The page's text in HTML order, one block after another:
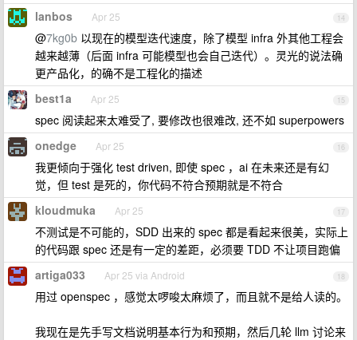
14
lanbos Apr 25
@7kg0b 以现在的模型迭代速度，除了模型 infra 外其他工程会
越来越薄（后面 infra 可能模型也会自己迭代）。灵光的说法确
更产品化，的确不是工程化的描述
15
best1a Apr 25
spec 阅读起来太难受了, 要修改也很难改, 还不如 superpowers
16
onedge Apr 25
我更倾向于强化 test driven, 即使 spec ，ai 在未来还是有幻
觉，但 test 是死的，你代码不符合预期就是不符合
17
kloudmuka Apr 25
不测试是不可能的，SDD 出来的 spec 都是看起来很美，实际上
的代码跟 spec 还是有一定的差距，必须要 TDD 不让项目跑偏
18
artiga033 Apr 25 via Android
用过 openspec ，感觉太啰唆太麻烦了，而且就不是给人读的。
我现在是先手写文档说明基本行为和预期，然后几轮 llm 讨论来